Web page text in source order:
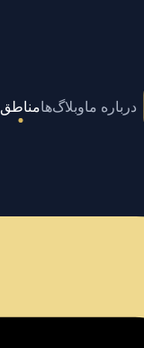
مناطقوبلاگ‌هادرباره ما